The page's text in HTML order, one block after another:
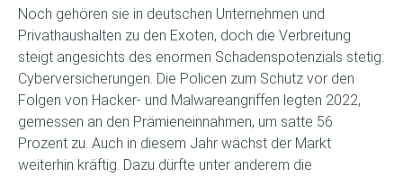
Noch gehören sie in deutschen Unternehmen und
Privathaushalten zu den Exoten, doch die Verbreitung
steigt angesichts des enormen Schadenspotenzials stetig:
Cyberversicherungen. Die Policen zum Schutz vor den
Folgen von Hacker- und Malwareangriffen legten 2022,
gemessen an den Prämieneinnahmen, um satte 56
Prozent zu. Auch in diesem Jahr wächst der Markt
weiterhin kräftig. Dazu dürfte unter anderem die